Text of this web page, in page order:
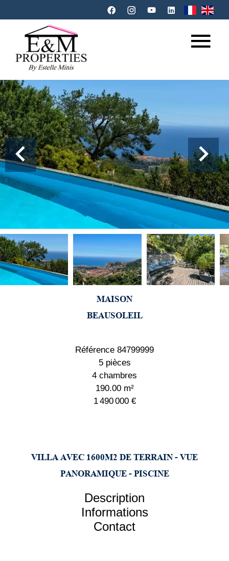
MAISON
BEAUSOLEIL
Référence 84799999
5 pièces
4 chambres
190.00m²
1 490 000 €
VILLA AVEC 1600M2 DE TERRAIN - VUE
PANORAMIQUE - PISCINE
Description
Informations
Contact